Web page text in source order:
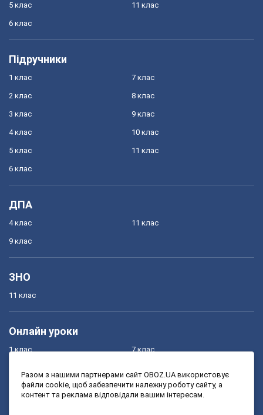
5 клас
6 клас
11 клас
Підручники
1 клас
2 клас
3 клас
4 клас
5 клас
6 клас
7 клас
8 клас
9 клас
10 клас
11 клас
ДПА
4 клас
9 клас
11 клас
ЗНО
11 клас
Онлайн уроки
1 клас
3 клас
7 клас
9 клас
Разом з нашими партнерами сайт OBOZ.UA використовує
файли cookie, щоб забезпечити належну роботу сайту, а
контент та реклама відповідали вашим інтересам.